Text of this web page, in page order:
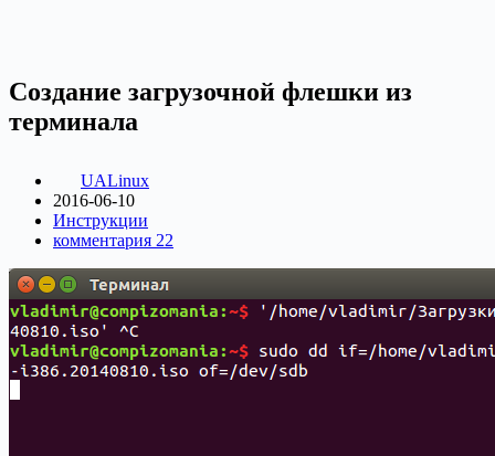
Создание загрузочной флешки из
терминала
UALinux
2016-06-10
Инструкции
комментария 22